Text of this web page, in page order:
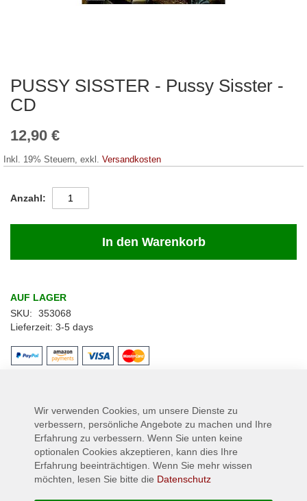
PUSSY SISSTER - Pussy Sisster -
CD
12,90 €
Inkl. 19% Steuern, exkl. Versandkosten
Anzahl
In den Warenkorb
AUF LAGER
SKU
353068
Lieferzeit 3-5 days
Zum
der
springen
Informationen
PUSSY SISSTER
3-5 days
Wir verwenden Cookies, um unsere Dienste zu
verbessern, persönliche Angebote zu machen und Ihre
Erfahrung zu verbessern. Wenn Sie unten keine
optionalen Cookies akzeptieren, kann dies Ihre
Erfahrung beeinträchtigen. Wenn Sie mehr wissen
möchten, lesen Sie bitte die Datenschutz